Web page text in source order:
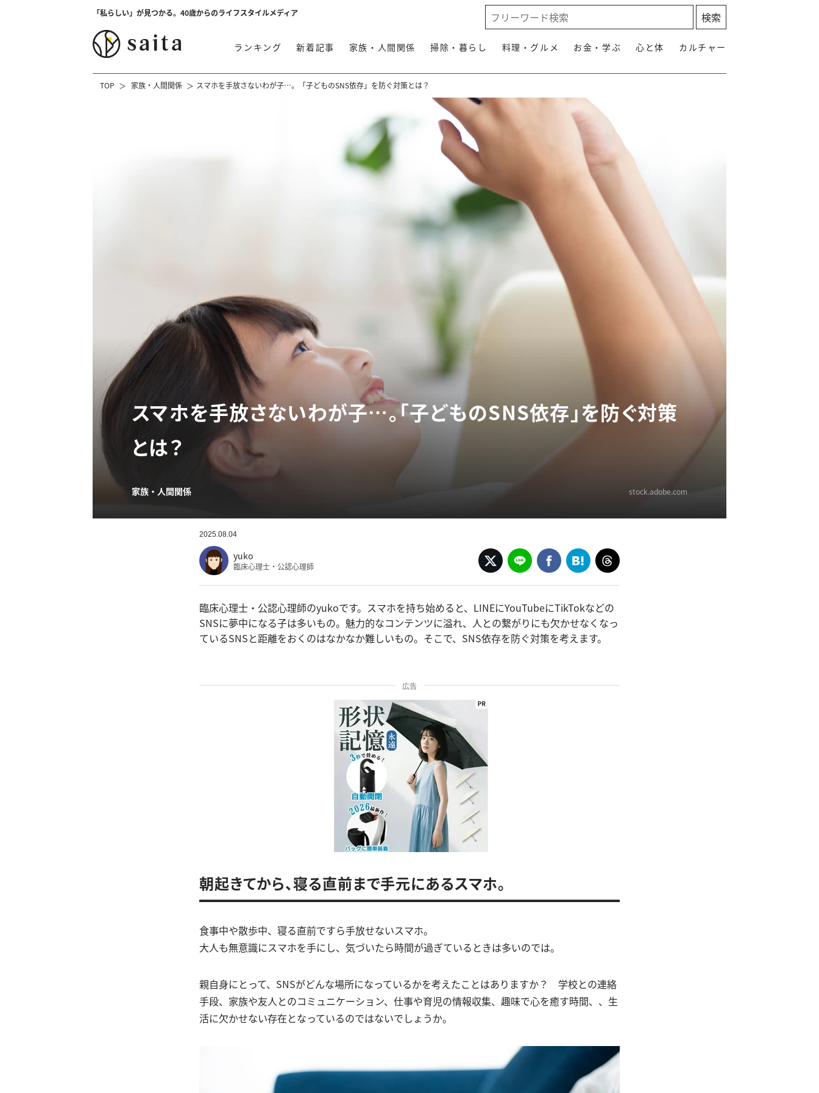
「私らしい」が見つかる。40歳からのライフスタイルメディア
ランキング 新着記事 家族・人間関係 掃除・暮らし 料理・グルメ お金・学ぶ 心と体 カルチャー
TOP 家族・人間関係 スマホを手放さないわが子…。「子どものSNS依存」を防ぐ対策とは？
スマホを手放さないわが子…。「子どものSNS依存」を防ぐ対策
とは？
家族・人間関係 stock.adobe.com
2025.08.04
yuko
臨床心理士・公認心理師
臨床心理士・公認心理師のyukoです。スマホを持ち始めると、LINEにYouTubeにTikTokなどの
SNSに夢中になる子は多いもの。魅力的なコンテンツに溢れ、人との繋がりにも欠かせなくなっ
ているSNSと距離をおくのはなかなか難しいもの。そこで、SNS依存を防ぐ対策を考えます。
広告
朝起きてから、寝る直前まで手元にあるスマホ。
食事中や散歩中、寝る直前ですら手放せないスマホ。
大人も無意識にスマホを手にし、気づいたら時間が過ぎているときは多いのでは。
親自身にとって、SNSがどんな場所になっているかを考えたことはありますか？ 学校との連絡
手段、家族や友人とのコミュニケーション、仕事や育児の情報収集、趣味で心を癒す時間、、生
活に欠かせない存在となっているのではないでしょうか。